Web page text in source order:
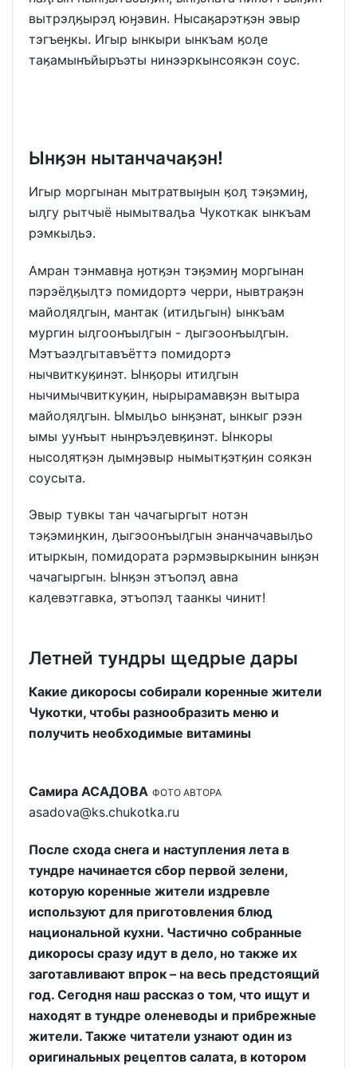
вытрэӆӄырэӆ юӈэвин. Нысаӄарэтӄэн эвыр
тэгъеӈкы. Игыр ынкыри ынкъам ӄоӆе
таӄамынъйыръэты нинээркынсоякэн соус.
Ынӄэн нытанчачаӄэн!
Игыр моргынан мытратвыӈын ӄоӆ тэӄэмиӈ,
ыӆгу рытчыё нымытваӆьа Чукоткак ынкъам
рэмкыӆьэ.
Амран тэнмавӈа ӈотӄэн тэӄэмиӈ моргынан
пэрэёӆӄыӆтэ помидортэ черри, нывтраӄэн
майоӆяӆгын, мантак (итиӆьгын) ынкъам
мургин ыӆгоонъыӆгын - ӆыгэоонъыӆгын.
Мэтъаэӆгытавъёттэ помидортэ
нычвиткуӄинэт. Ынӄоры итиӆгын
нычимычвиткуӄин, нырырамавӄэн вытыра
майоӆяӆгын. Ымыӆьо ынӄэнат, ынкыг рээн
ымы уунъыт нынръэӆевӄинэт. Ынкоры
нысоӆятӄэн ӆымӈэвыр нымытӄэтӄин соякэн
соусыта.
Эвыр тувкы тан чачагыргыт нотэн
тэӄэмиӈкин, ӆыгэоонъыӆгын энанчачавыӆьо
итыркын, помидората рэрмэвыркынин ынӄэн
чачагыргын. Ынӄэн этъопэӆ авна
каӆевэтгавка, этъопэӆ таанкы чинит!
Летней тундры щедрые дары
Какие дикоросы собирали коренные жители
Чукотки, чтобы разнообразить меню и
получить необходимые витамины
Самира АСАДОВА ФОТО АВТОРА
asadova@ks.chukotka.ru
После схода снега и наступления лета в
тундре начинается сбор первой зелени,
которую коренные жители издревле
используют для приготовления блюд
национальной кухни. Частично собранные
дикоросы сразу идут в дело, но также их
заготавливают впрок – на весь предстоящий
год. Сегодня наш рассказ о том, что ищут и
находят в тундре оленеводы и прибрежные
жители. Также читатели узнают один из
оригинальных рецептов салата, в котором